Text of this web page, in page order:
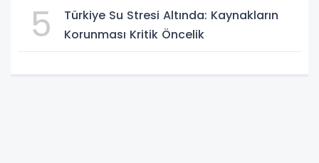
5
Türkiye Su Stresi Altında: Kaynakların
Korunması Kritik Öncelik